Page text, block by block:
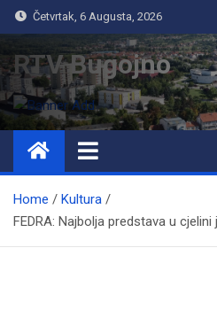
Četvrtak, 6 Augusta, 2026
RTV Bugojno
Home
Kultura
FEDRA: Najbolja predstava u